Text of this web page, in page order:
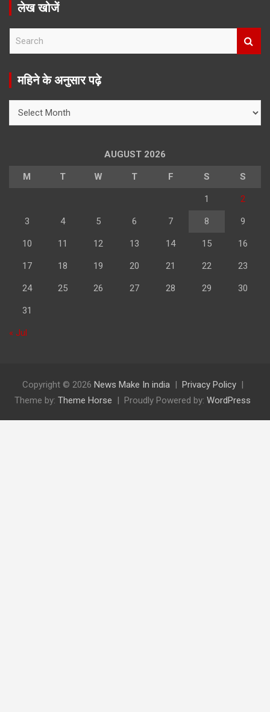
लेख खोजें
r
महिने के अनुसार पढ़े
AUGUST 2026
M T W T F S S
1 2
3 4 5 6 7 8 9
10 11 12 13 14 15 16
17 18 19 20 21 22 23
24 25 26 27 28 29 30
31
« Jul
Copyright © 2026 News Make In india
Privacy Policy
Theme by: Theme Horse Proudly Powered by: WordPress